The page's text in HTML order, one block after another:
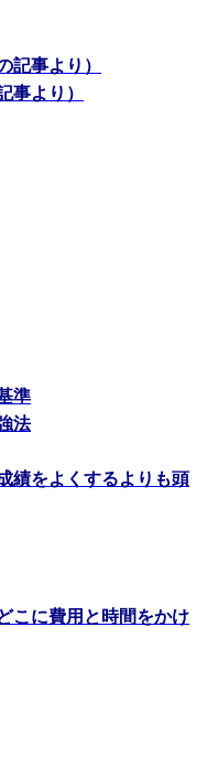
事より）
より）
準
法
をよくするよりも頭
に費用と時間をかけ